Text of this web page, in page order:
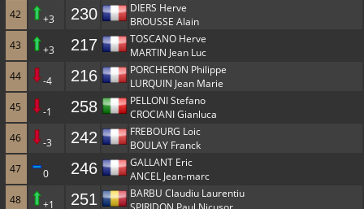
42
+3 230
DIERS Herve
BROUSSE Alain
43
+3 217
TOSCANO Herve
MARTIN Jean Luc
44
-4 216
PORCHERON Philippe
LURQUIN Jean Marie
45
-1 258
PELLONI Stefano
CROCIANI Gianluca
46
-3 242
FREBOURG Loic
BOULAY Franck
47
0 246
GALLANT Eric
ANCEL Jean-marc
48
+1 251
BARBU Claudiu Laurentiu